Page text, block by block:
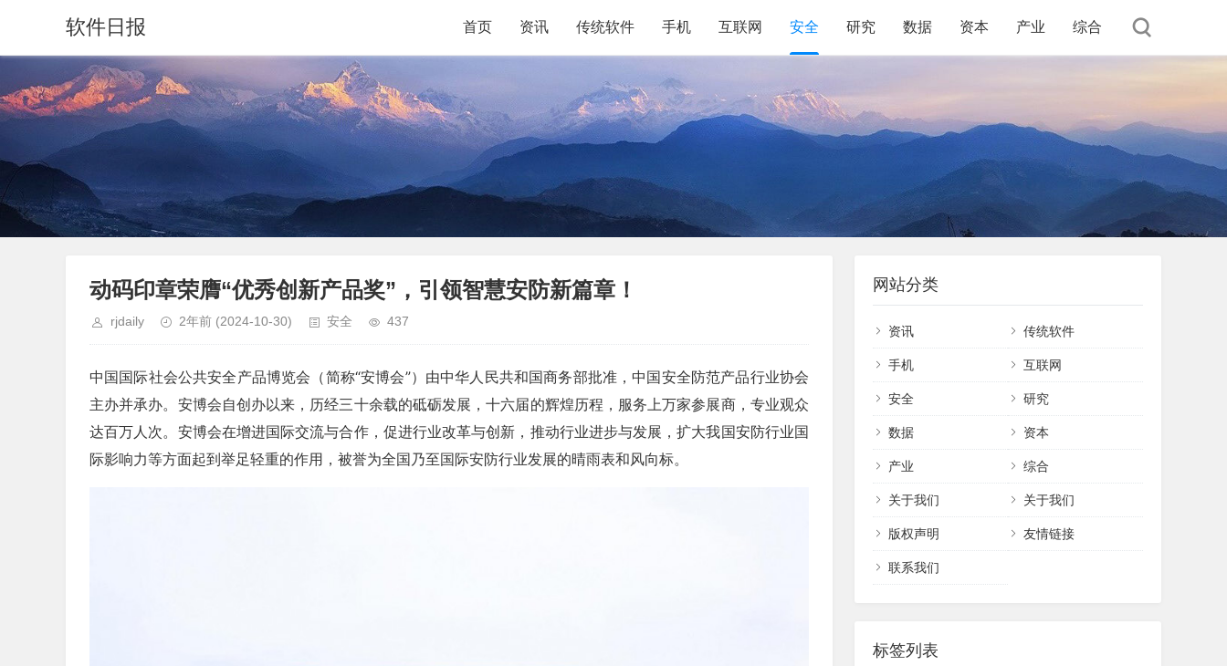
软件日报 首页 资讯 传统软件 手机 互联网 安全 研究 数据 资本 产业 综合
动码印章荣膺“优秀创新产品奖”，引领智慧安防新篇章！
rjdaily 2年前 (2024-10-30) 安全 437
中国国际社会公共安全产品博览会（简称“安博会”）由中华人民共和国商务部批准，中国安全防范产品行业协会
主办并承办。安博会自创办以来，历经三十余载的砥砺发展，十六届的辉煌历程，服务上万家参展商，专业观众
达百万人次。安博会在增进国际交流与合作，促进行业改革与创新，推动行业进步与发展，扩大我国安防行业国
际影响力等方面起到举足轻重的作用，被誉为全国乃至国际安防行业发展的晴雨表和风向标。
网站分类
资讯 传统软件
手机 互联网
安全 研究
数据 资本
产业 综合
关于我们 关于我们
版权声明 友情链接
联系我们
标签列表